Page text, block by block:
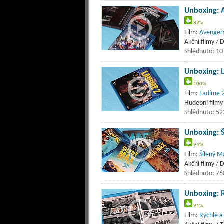
Unboxing:
82%
Film:
Akční filmy /
Shlédnuto:
Unboxing:
100%
Film: Ladíme
Hudební
Shlédnuto:
Unboxing:
94%
Film: Šílený
Akční filmy /
Shlédnuto:
Unboxing:
91%
Film: Rychle